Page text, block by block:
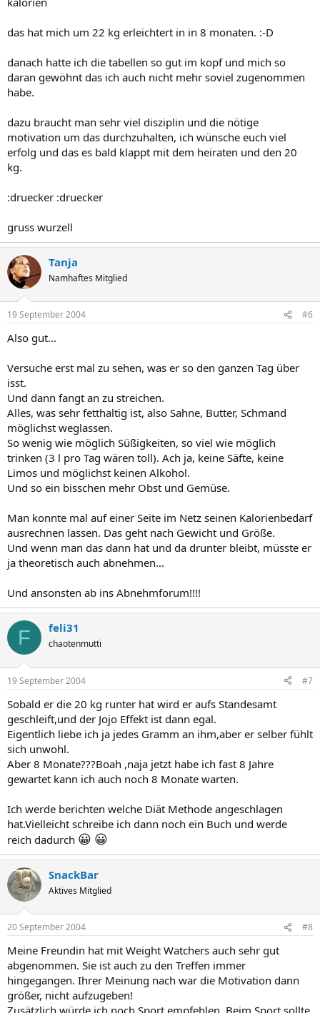
das hat mich um 22 kg erleichtert in in 8 monaten. :-D
danach hatte ich die tabellen so gut im kopf und mich so
daran gewöhnt das ich auch nicht mehr soviel zugenommen
habe.
dazu braucht man sehr viel disziplin und die nötige
motivation um das durchzuhalten, ich wünsche euch viel
erfolg und das es bald klappt mit dem heiraten und den 20
kg.
:druecker :druecker
gruss wurzell
Tanja
Namhaftes Mitglied
19 September 2004 #6
Also gut...
Versuche erst mal zu sehen, was er so den ganzen Tag über
isst.
Und dann fangt an zu streichen.
Alles, was sehr fetthaltig ist, also Sahne, Butter, Schmand
möglichst weglassen.
So wenig wie möglich Süßigkeiten, so viel wie möglich
trinken (3 l pro Tag wären toll). Ach ja, keine Säfte, keine
Limos und möglichst keinen Alkohol.
Und so ein bisschen mehr Obst und Gemüse.
Man konnte mal auf einer Seite im Netz seinen Kalorienbedarf
ausrechnen lassen. Das geht nach Gewicht und Größe.
Und wenn man das dann hat und da drunter bleibt, müsste er
ja theoretisch auch abnehmen...
Und ansonsten ab ins Abnehmforum!!!!
F feli31
chaotenmutti
19 September 2004 #7
Sobald er die 20 kg runter hat wird er aufs Standesamt
geschleift,und der Jojo Effekt ist dann egal.
Eigentlich liebe ich ja jedes Gramm an ihm,aber er selber fühlt
sich unwohl.
Aber 8 Monate???Boah ,naja jetzt habe ich fast 8 Jahre
gewartet kann ich auch noch 8 Monate warten.
Ich werde berichten welche Diät Methode angeschlagen
hat.Vielleicht schreibe ich dann noch ein Buch und werde
reich dadurch 😀 😀
SnackBar
Aktives Mitglied
20 September 2004 #8
Meine Freundin hat mit Weight Watchers auch sehr gut
abgenommen. Sie ist auch zu den Treffen immer
hingegangen. Ihrer Meinung nach war die Motivation dann
größer, nicht aufzugeben!
Zusätzlich würde ich noch Sport empfehlen. Beim Sport sollte